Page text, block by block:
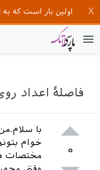
اولین بار است که به
فاصلهٔ اعداد
۰
با
خوام
مختصات